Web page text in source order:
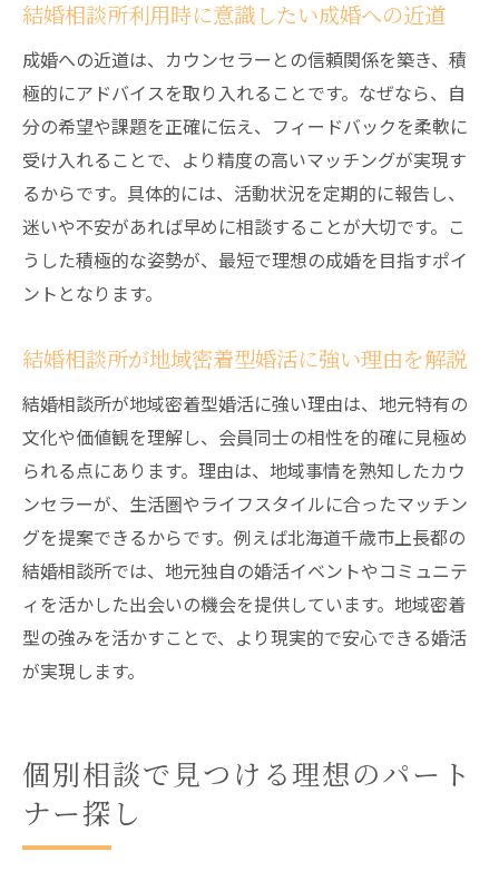
結婚相談所選びで重視したい信頼性と実績
納得できる結婚相談所の料金体系をチェッ
ク
結婚相談所利用者の口コミや体験談も参考
に
信頼できる相談先で安心の婚活を実現
結婚相談所の信頼性を見極めるチェックポ
結婚相談所でトラブルを避けるための注意
相談先選びで失敗しないためのポイント解
説
結婚相談所のサポート体制が安心感につな
がる理由
信頼できる結婚相談所で理想の婚活を実現
する方法
婚活マナーやルールを個別相談で学ぶ
結婚相談所で学べる婚活マナーと基本ルー
する
結婚相談所が教えるスムーズな交際進展の
コツ
結婚相談所利用時に意識したい成婚への近道
成婚への近道は、カウンセラーとの信頼関係を築き、積
極的にアドバイスを取り入れることです。なぜなら、自
分の希望や課題を正確に伝え、フィードバックを柔軟に
受け入れることで、より精度の高いマッチングが実現す
るからです。具体的には、活動状況を定期的に報告し、
迷いや不安があれば早めに相談することが大切です。こ
うした積極的な姿勢が、最短で理想の成婚を目指すポイ
ントとなります。
結婚相談所が地域密着型婚活に強い理由を解説
結婚相談所が地域密着型婚活に強い理由は、地元特有の
文化や価値観を理解し、会員同士の相性を的確に見極め
られる点にあります。理由は、地域事情を熟知したカウ
ンセラーが、生活圏やライフスタイルに合ったマッチン
グを提案できるからです。例えば北海道千歳市上長都の
結婚相談所では、地元独自の婚活イベントやコミュニテ
ィを活かした出会いの機会を提供しています。地域密着
型の強みを活かすことで、より現実的で安心できる婚活
が実現します。
個別相談で見つける理想のパート
ナー探し